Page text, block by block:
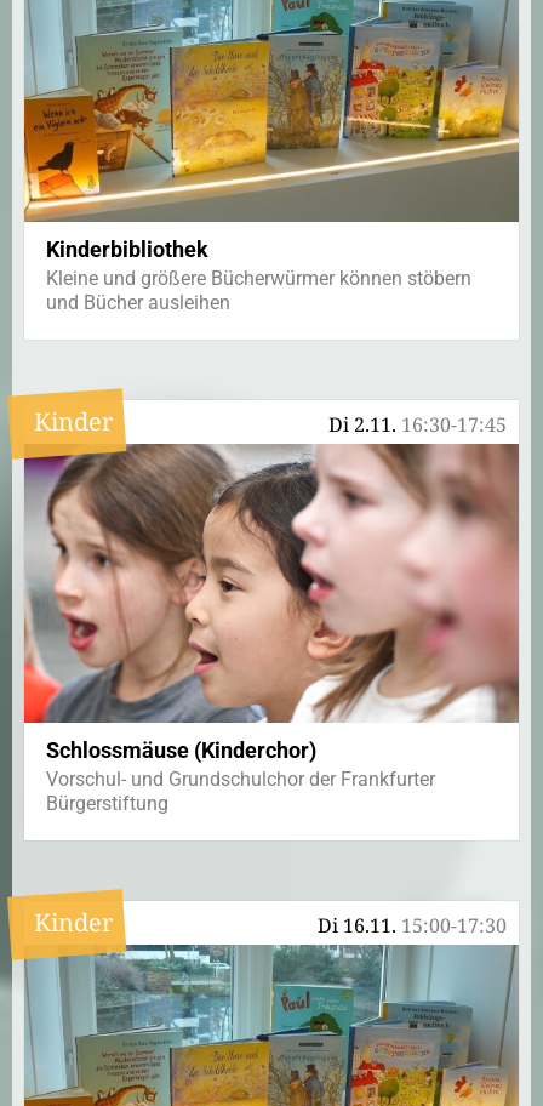
Kinderbibliothek
Kleine und größere Bücherwürmer können stöbern
und Bücher ausleihen
Di 2.11. 16:30-17:45
Kinder
Schlossmäuse (Kinderchor)
Vorschul- und Grundschulchor der Frankfurter
Bürgerstiftung
Di 16.11. 15:00-17:30
Kinder